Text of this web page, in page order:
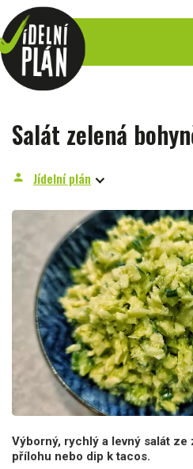
Salát zelená
person Jídelní plán
Výborný, rychlý a levný salát ze
přílohu nebo dip k tacos.